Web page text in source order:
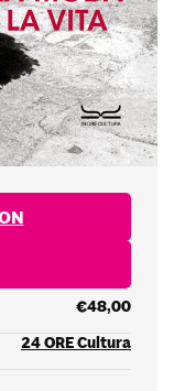
€48,00
24 ORE Cultura